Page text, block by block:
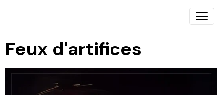
Feux d'artifices